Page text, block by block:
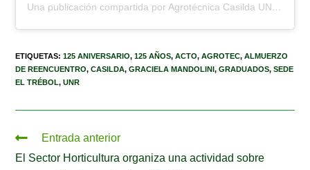
Una publicación compartida por Agrotécnica Casilda UNR (@escuela.agrotecnica.casilda)
ETIQUETAS:125 ANIVERSARIO, 125 AÑOS, ACTO, AGROTEC, ALMUERZO
DE REENCUENTRO, CASILDA, GRACIELA MANDOLINI, GRADUADOS, SEDE
EL TRÉBOL, UNR
Entrada anterior
El Sector Horticultura organiza una actividad sobre